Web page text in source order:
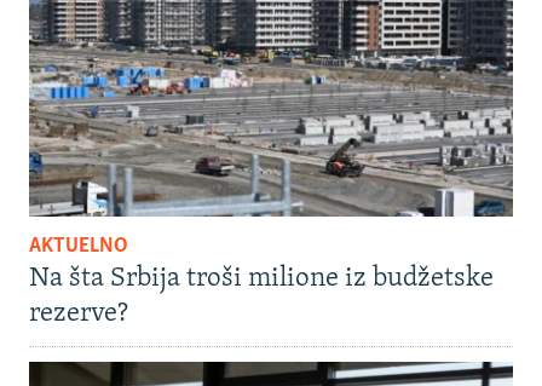
AKTUELNO
Na šta Srbija troši milione iz budžetske
rezerve?